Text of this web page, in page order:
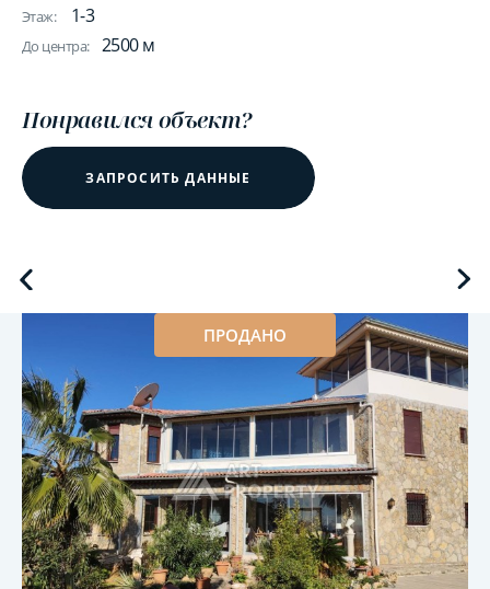
Этаж: 1-3
До центра: 2500 м
Понравился объект?
ЗАПРОСИТЬ ДАННЫЕ
ПРОДАНО